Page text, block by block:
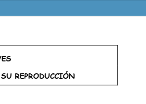
REPRODUCCIÓN